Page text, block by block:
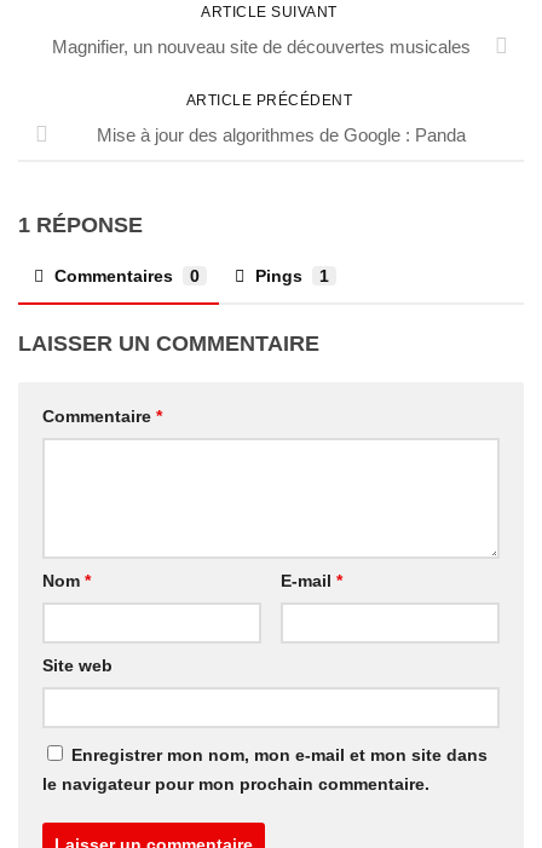
ARTICLE SUIVANT
Magnifier, un nouveau site de découvertes musicales
ARTICLE PRÉCÉDENT
Mise à jour des algorithmes de Google : Panda
1 RÉPONSE
Commentaires 0 Pings 1
LAISSER UN COMMENTAIRE
Commentaire *
Nom * E-mail *
Site web
Enregistrer mon nom, mon e-mail et mon site dans
le navigateur pour mon prochain commentaire.